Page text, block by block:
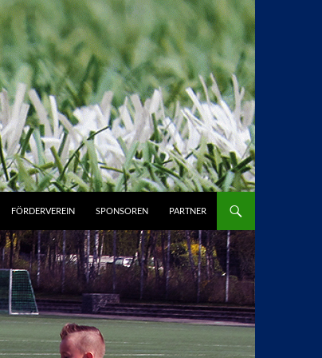
FÖRDERVEREIN SPONSOREN PARTNER